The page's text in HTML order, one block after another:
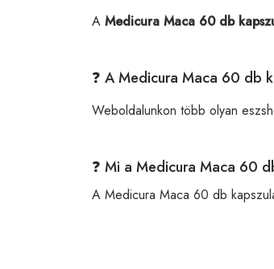
A Medicura Maca 60 db
❓ A Medicura Maca 60 db
Weboldalunkon több olyan
❓ Mi a Medicura Maca 60
A Medicura Maca 60 db